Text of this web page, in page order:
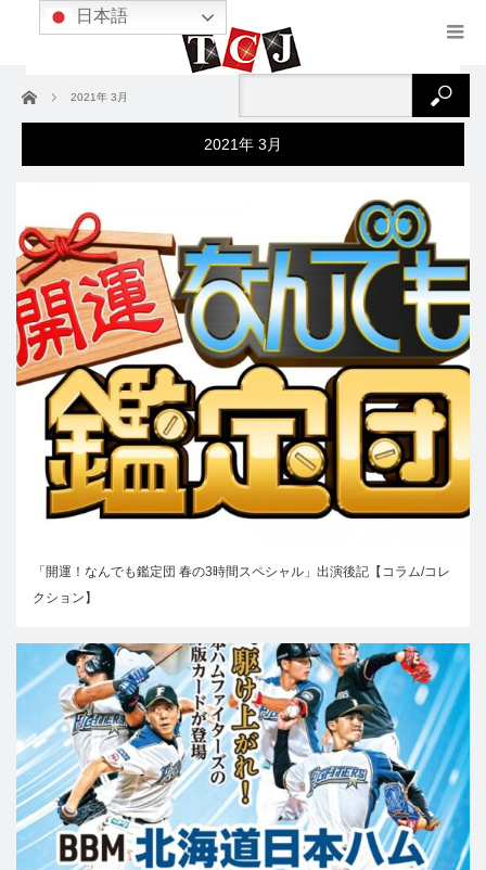
ホーム 2021年 3月
2021年 3月
「開運！なんでも鑑定団 春の3時間スペシャル」出演後記【コラム/コレ
クション】
日本語